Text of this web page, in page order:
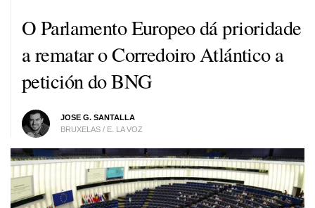
O Parlamento Europeo dá prioridade
a rematar o Corredoiro Atlántico a
petición do BNG
JOSE G. SANTALLA
BRUXELAS / E. LA VOZ